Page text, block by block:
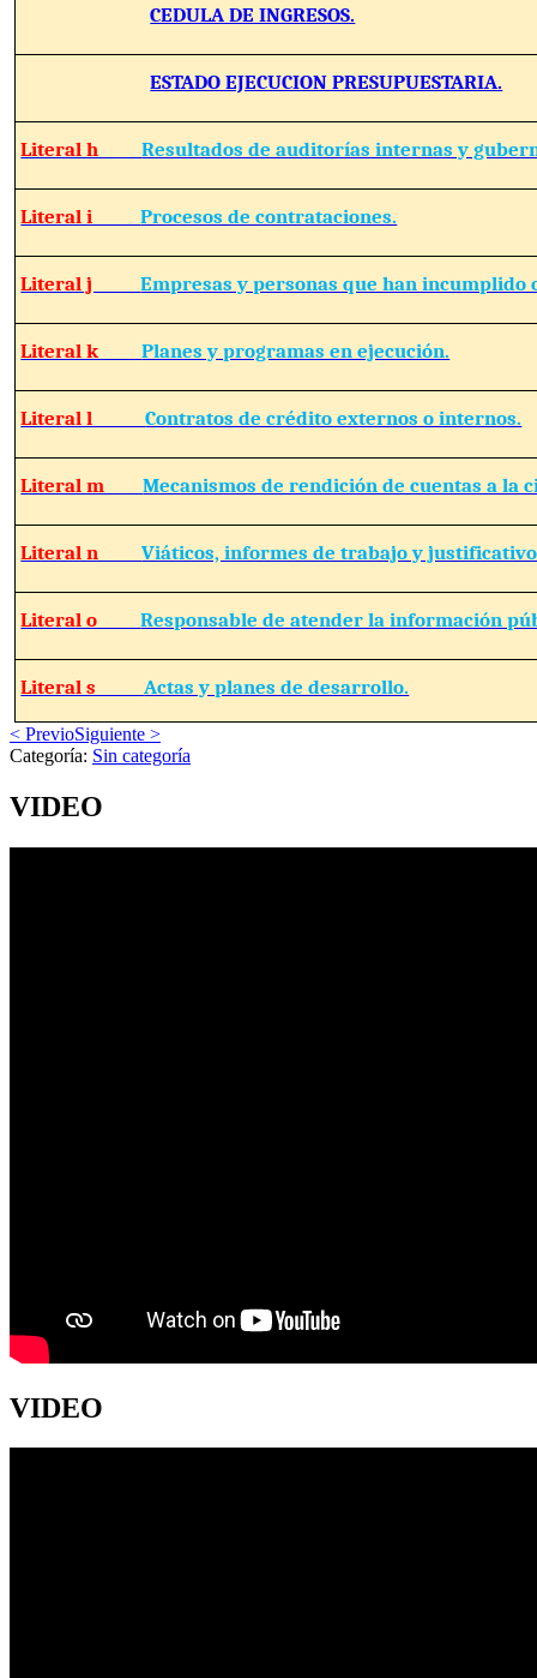
CEDULA DE INGRESOS.
ESTADO EJECUCION PRESUPUESTARIA.
Literal hResultados de auditorías internas y
Literal iProcesos de contrataciones.
Literal jEmpresas y personas que han incumplido
Literal kPlanes y programas en ejecución.
Literal lContratos de crédito externos o internos.
Literal mMecanismos de rendición de cuentas a la
Literal nViáticos, informes de trabajo y
Literal oResponsable de atender la información
Literal s Actas y planes de desarrollo.
< PrevioSiguiente >
Categoría: Sin categoría
VIDEO
VIDEO